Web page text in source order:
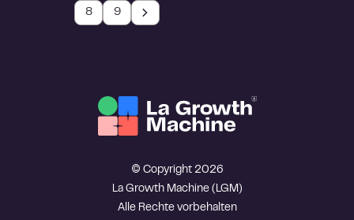
8 9
© Copyright 2026
La Growth Machine (LGM)
Alle Rechte vorbehalten